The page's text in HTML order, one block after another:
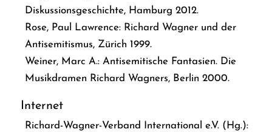
Diskussionsgeschichte,Hamburg 2012.
Rose, Paul Lawrence: Richard Wagner und der
Antisemitismus, Zürich 1999.
Weiner, Marc A.: Antisemitische Fantasien. Die
Musikdramen Richard Wagners, Berlin 2000.
Internet
Richard-Wagner-Verband International e.V. (Hg.):